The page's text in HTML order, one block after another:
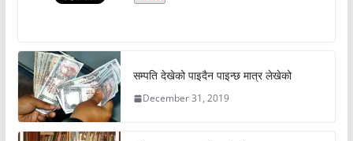
सम्पति देखेको पाइदैन पाइन्छ मात्र लेखेको
December 31, 2019